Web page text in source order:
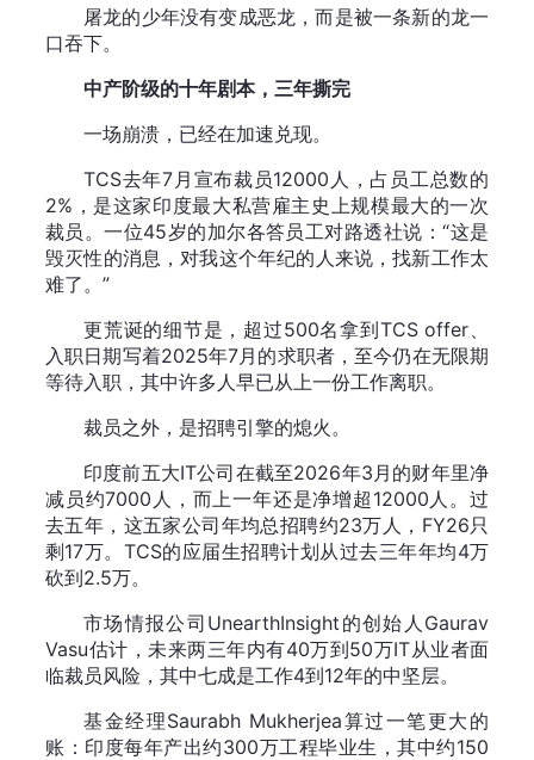
屠龙的少年没有变成恶龙，而是被一条新的龙一
口吞下。
中产阶级的十年剧本，三年撕完
一场崩溃，已经在加速兑现。
TCS去年7月宣布裁员12000人，占员工总数的
2%，是这家印度最大私营雇主史上规模最大的一次
裁员。一位45岁的加尔各答员工对路透社说：“这是
毁灭性的消息，对我这个年纪的人来说，找新工作太
难了。”
更荒诞的细节是，超过500名拿到TCS offer、
入职日期写着2025年7月的求职者，至今仍在无限期
等待入职，其中许多人早已从上一份工作离职。
裁员之外，是招聘引擎的熄火。
印度前五大IT公司在截至2026年3月的财年里净
减员约7000人，而上一年还是净增超12000人。过
去五年，这五家公司年均总招聘约23万人，FY26只
剩17万。TCS的应届生招聘计划从过去三年年均4万
砍到2.5万。
市场情报公司UnearthInsight的创始人Gaurav
Vasu估计，未来两三年内有40万到50万IT从业者面
临裁员风险，其中七成是工作4到12年的中坚层。
基金经理Saurabh Mukherjea算过一笔更大的
账：印度每年产出约300万工程毕业生，其中约150